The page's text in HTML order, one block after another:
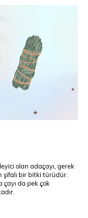
olan adaçayı, gerek
şifalı bir bitki türüdür.
çayı da pek çok